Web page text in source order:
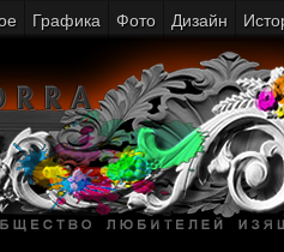
Графика Фото Дизайн